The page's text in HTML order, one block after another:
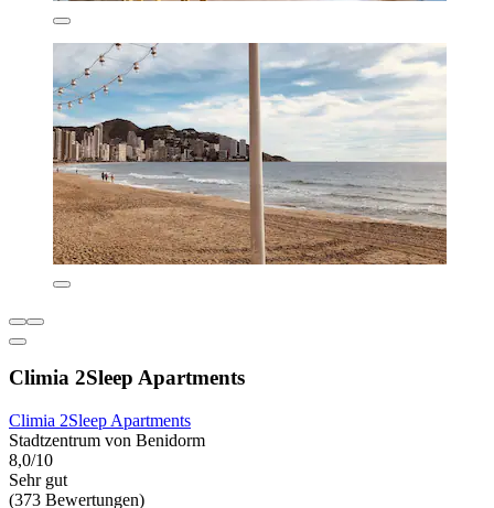
Climia 2Sleep Apartments
Climia 2Sleep Apartments
Stadtzentrum von Benidorm
8,0/10
Sehr gut
(373 Bewertungen)